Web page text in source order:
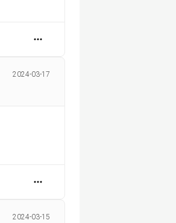
2024-03-17
2024-03-15